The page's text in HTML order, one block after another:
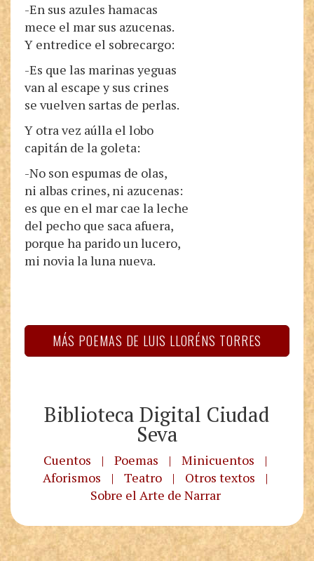
-En sus azules hamacas
mece el mar sus azucenas.
Y entredice el sobrecargo:
-Es que las marinas yeguas
van al escape y sus crines
se vuelven sartas de perlas.
Y otra vez aúlla el lobo
capitán de la goleta:
-No son espumas de olas,
ni albas crines, ni azucenas:
es que en el mar cae la leche
del pecho que saca afuera,
porque ha parido un lucero,
mi novia la luna nueva.
MÁS POEMAS DE LUIS LLORÉNS TORRES
Biblioteca Digital Ciudad
Seva
Cuentos | Poemas | Minicuentos
|
Aforismos
| Teatro | Otros textos
|
Sobre el Arte de Narrar